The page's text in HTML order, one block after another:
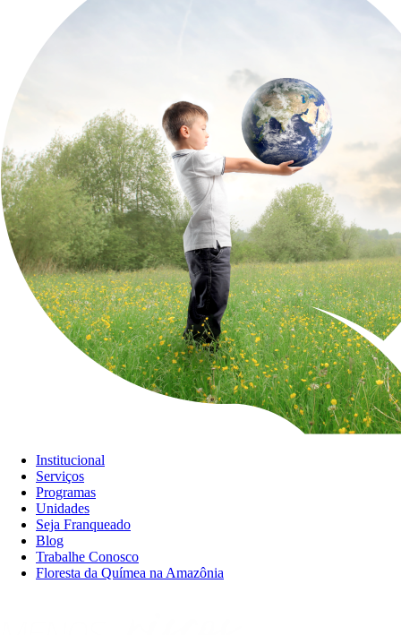
Institucional
Serviços
Programas
Unidades
Seja Franqueado
Blog
Trabalhe Conosco
Floresta da Químea na Amazônia